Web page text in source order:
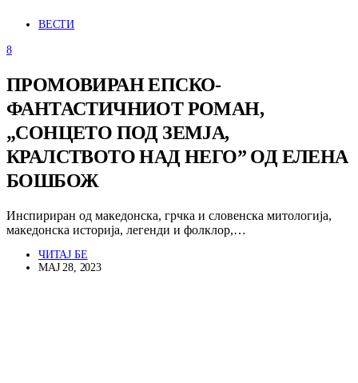
ВЕСТИ
8
ПРОМОВИРАН ЕПСКО-
ФАНТАСТИЧНИОТ РОМАН,
„СОНЦЕТО ПОД ЗЕМЈА,
КРАЛСТВОТО НАД НЕГО” ОД ЕЛЕНА
БОШБОЖ
Инспириран од македонска, грчка и словенска митологија,
македонска историја, легенди и фолклор,…
ЧИТАЈ БЕ
МАЈ 28, 2023